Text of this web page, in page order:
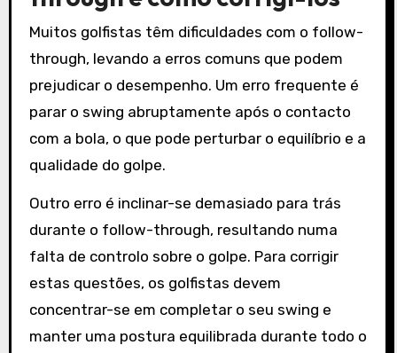
Muitos golfistas têm dificuldades com o follow-
through, levando a erros comuns que podem
prejudicar o desempenho. Um erro frequente é
parar o swing abruptamente após o contacto
com a bola, o que pode perturbar o equilíbrio e a
qualidade do golpe.
Outro erro é inclinar-se demasiado para trás
durante o follow-through, resultando numa
falta de controlo sobre o golpe. Para corrigir
estas questões, os golfistas devem
concentrar-se em completar o seu swing e
manter uma postura equilibrada durante todo o